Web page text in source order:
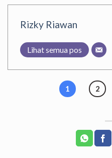
Rizky Riawan
Lihat semua pos
1 2